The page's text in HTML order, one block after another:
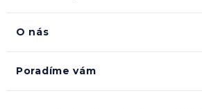
O nás
Poradíme vám